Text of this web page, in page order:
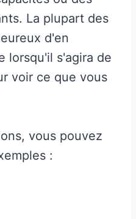
La plupart des
d'en
lorsqu'il s'agira de
voir ce que vous
vous pouvez
: